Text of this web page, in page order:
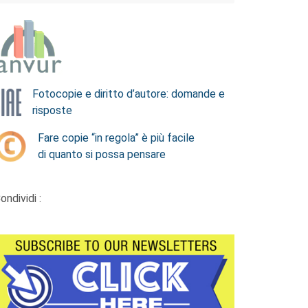
Fotocopie e diritto d’autore: domande e
risposte
Fare copie “in regola” è più facile
di quanto si possa pensare
: